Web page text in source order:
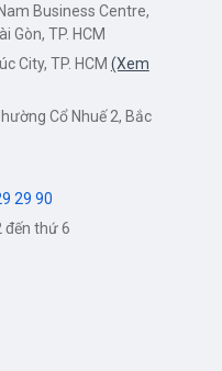
Business Centre,
Gòn, TP. HCM
City, TP. HCM (Xem
Cổ Nhuế 2, Bắc
29 90
đến thứ 6